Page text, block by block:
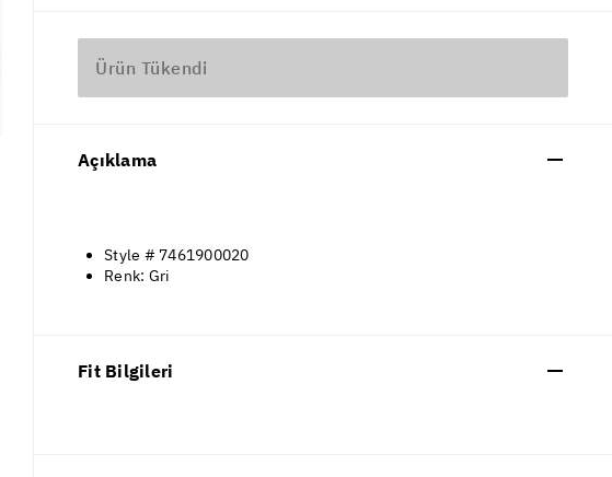
Ürün Tükendi
Açıklama
Style # 7461900020
Renk: Gri
Fit Bilgileri